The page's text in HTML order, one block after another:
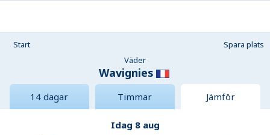
Start
Spara plats
Väder
Wavignies
14 dagar Timmar Jämför
Idag 8 aug